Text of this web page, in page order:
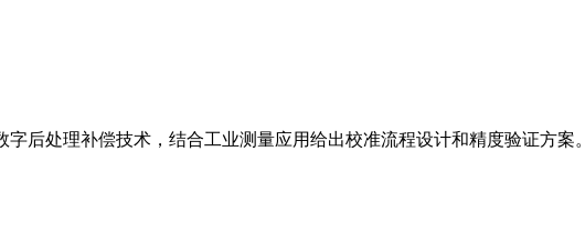
后处理补偿技术，结合工业测量应用给出校准流程设计和精度验证方案。